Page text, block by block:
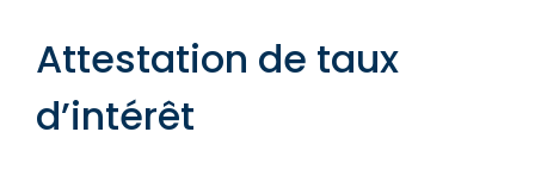
Attestation de taux
d’intérêt